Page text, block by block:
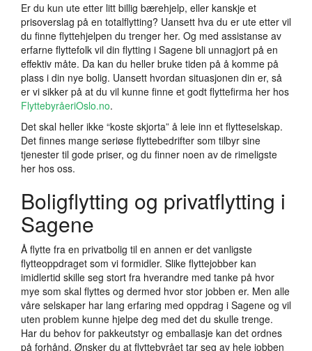
Er du kun ute etter litt billig bærehjelp, eller kanskje et
prisoverslag på en totalflytting? Uansett hva du er ute etter vil
du finne flyttehjelpen du trenger her. Og med assistanse av
erfarne flyttefolk vil din flytting i Sagene bli unnagjort på en
effektiv måte. Da kan du heller bruke tiden på å komme på
plass i din nye bolig. Uansett hvordan situasjonen din er, så
er vi sikker på at du vil kunne finne et godt flyttefirma her hos
FlyttebyråeriOslo.no.
Det skal heller ikke “koste skjorta” å leie inn et flytteselskap.
Det finnes mange seriøse flyttebedrifter som tilbyr sine
tjenester til gode priser, og du finner noen av de rimeligste
her hos oss.
Boligflytting og privatflytting i
Sagene
Å flytte fra en privatbolig til en annen er det vanligste
flytteoppdraget som vi formidler. Slike flyttejobber kan
imidlertid skille seg stort fra hverandre med tanke på hvor
mye som skal flyttes og dermed hvor stor jobben er. Men alle
våre selskaper har lang erfaring med oppdrag i Sagene og vil
uten problem kunne hjelpe deg med det du skulle trenge.
Har du behov for pakkeutstyr og emballasje kan det ordnes
på forhånd. Ønsker du at flyttebyrået tar seg av hele jobben